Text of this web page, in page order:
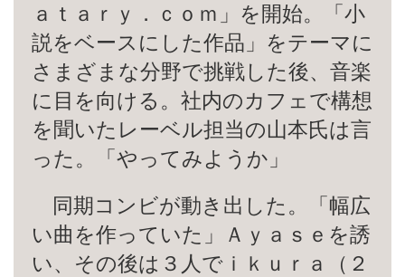
ａｔａｒｙ．ｃｏｍ」を開始。「小
説をベースにした作品」をテーマに
さまざまな分野で挑戦した後、音楽
に目を向ける。社内のカフェで構想
を聞いたレーベル担当の山本氏は言
った。「やってみようか」
同期コンビが動き出した。「幅広
い曲を作っていた」Ａｙａｓｅを誘
い、その後は３人でｉｋｕｒａ（２